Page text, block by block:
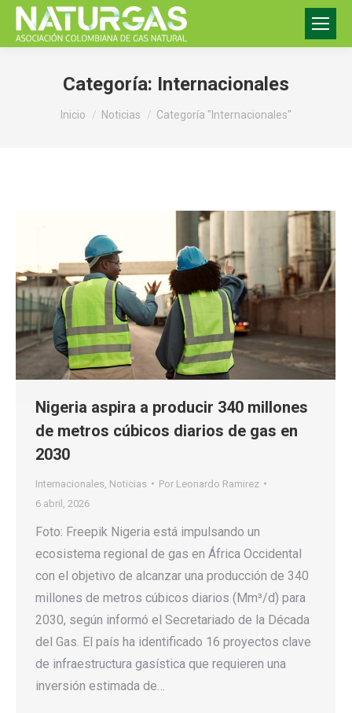
Categoría: Internacionales
Estás aquí:
Inicio Noticias Categoría "Internacionales"
Nigeria aspira a producir 340 millones
de metros cúbicos diarios de gas en
2030
Internacionales Noticias Por Leonardo Ramirez
6 abril, 2026
Foto: Freepik Nigeria está impulsando un
ecosistema regional de gas en África Occidental
con el objetivo de alcanzar una producción de 340
millones de metros cúbicos diarios (Mm³/d) para
2030, según informó el Secretariado de la Década
del Gas. El país ha identificado 16 proyectos clave
de infraestructura gasística que requieren una
inversión estimada de…